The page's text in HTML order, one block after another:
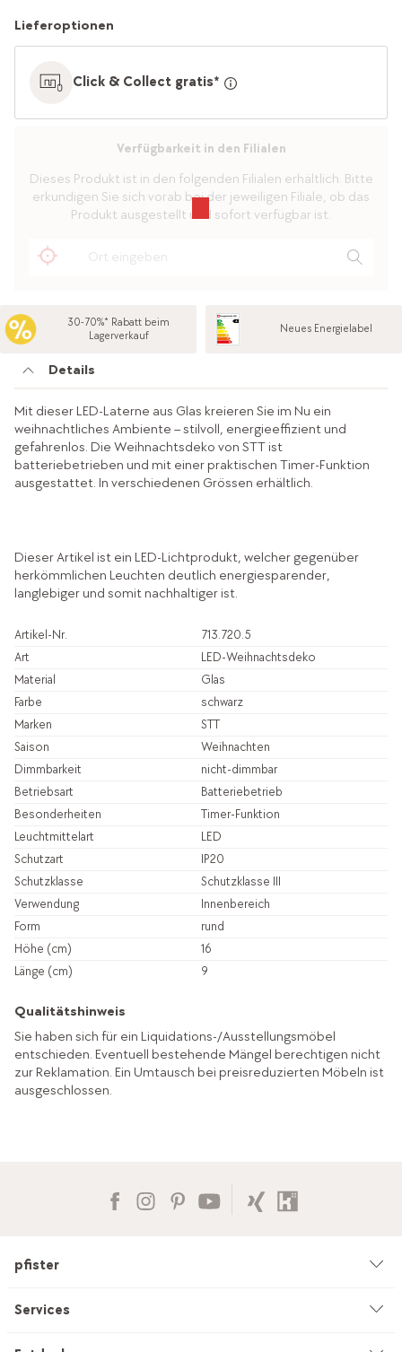
Lieferoptionen
Click & Collect gratis*
Verfügbarkeit in den Filialen
Dieses Produkt ist in den folgenden Filialen erhältlich. Bitte
erkundigen Sie sich vorab bei der jeweiligen Filiale, ob das
Produkt ausgestellt und sofort verfügbar ist.
30-70%* Rabatt beim
Lagerverkauf
Neues Energielabel
Details
Mit dieser LED-Laterne aus Glas kreieren Sie im Nu ein
weihnachtliches Ambiente – stilvoll, energieeffizient und
gefahrenlos. Die Weihnachtsdeko von STT ist
batteriebetrieben und mit einer praktischen Timer-Funktion
ausgestattet. In verschiedenen Grössen erhältlich.
Dieser Artikel ist ein LED-Lichtprodukt, welcher gegenüber
herkömmlichen Leuchten deutlich energiesparender,
langlebiger und somit nachhaltiger ist.
Artikel-Nr.
713.720.5
Art
LED-Weihnachtsdeko
Material
Glas
Farbe
schwarz
Marken
STT
Saison
Weihnachten
Dimmbarkeit
nicht-dimmbar
Betriebsart
Batteriebetrieb
Besonderheiten
Timer-Funktion
Leuchtmittelart
LED
Schutzart
IP20
Schutzklasse
Schutzklasse III
Verwendung
Innenbereich
Form
rund
Höhe (cm)
16
Länge (cm)
9
Qualitätshinweis
Sie haben sich für ein Liquidations-/Ausstellungsmöbel
entschieden. Eventuell bestehende Mängel berechtigen nicht
zur Reklamation. Ein Umtausch bei preisreduzierten Möbeln ist
ausgeschlossen.
pfister
Unternehmen
Services